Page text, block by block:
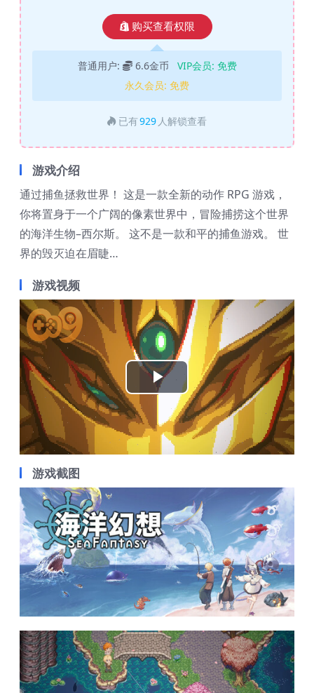
购买查看权限
普通用户: 6.6金币 VIP会员: 免费
永久会员: 免费
已有929 人解锁查看
游戏介绍
通过捕鱼拯救世界！ 这是一款全新的动作 RPG 游戏，
你将置身于一个广阔的像素世界中，冒险捕捞这个世界
的海洋生物–西尔斯。 这不是一款和平的捕鱼游戏。 世
界的毁灭迫在眉睫…
游戏视频
Play
Video
游戏截图